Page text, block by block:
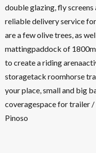
double glazing, fly
reliable delivery service
are a few olive trees, as
mattingpaddock of
to create a riding
storagetack roomhorse
your place, small and big
coveragespace for trailer /
Pinoso